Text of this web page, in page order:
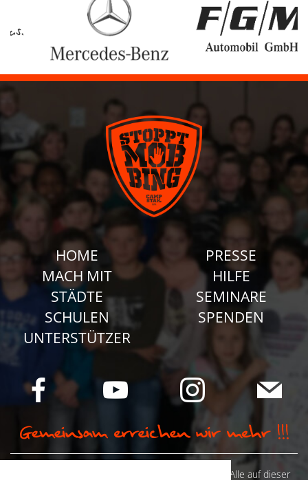
HOME
MACH MIT
STÄDTE
SCHULEN
UNTERSTÜTZER
PRESSE
HILFE
SEMINARE
SPENDEN
© Camp Stahl e.V. 2026 alle Rechte vorbehalten: Alle auf dieser